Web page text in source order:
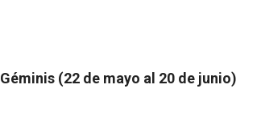
Géminis (22 de mayo al 20 de junio)